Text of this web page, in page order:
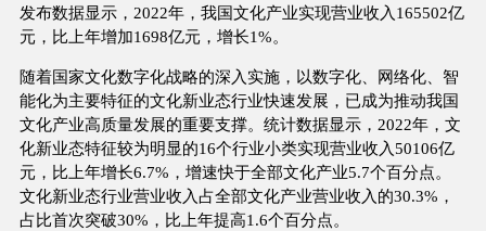
发布数据显示，2022年，我国文化产业实现营业收入165502亿
元，比上年增加1698亿元，增长1%。
随着国家文化数字化战略的深入实施，以数字化、网络化、智
能化为主要特征的文化新业态行业快速发展，已成为推动我国
文化产业高质量发展的重要支撑。统计数据显示，2022年，文
化新业态特征较为明显的16个行业小类实现营业收入50106亿
元，比上年增长6.7%，增速快于全部文化产业5.7个百分点。
文化新业态行业营业收入占全部文化产业营业收入的30.3%，
占比首次突破30%，比上年提高1.6个百分点。